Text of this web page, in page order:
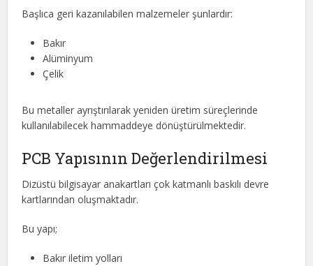
Başlıca geri kazanılabilen malzemeler şunlardır:
Bakır
Alüminyum
Çelik
Bu metaller ayrıştırılarak yeniden üretim süreçlerinde
kullanılabilecek hammaddeye dönüştürülmektedir.
PCB Yapısının Değerlendirilmesi
Dizüstü bilgisayar anakartları çok katmanlı baskılı devre
kartlarından oluşmaktadır.
Bu yapı;
Bakır iletim yolları